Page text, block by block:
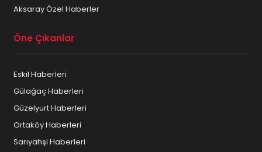
Aksaray Özel Haberler
Öne Çıkanlar
Eskil Haberleri
Gülağaç Haberleri
Güzelyurt Haberleri
Ortaköy Haberleri
Sarıyahşi Haberleri